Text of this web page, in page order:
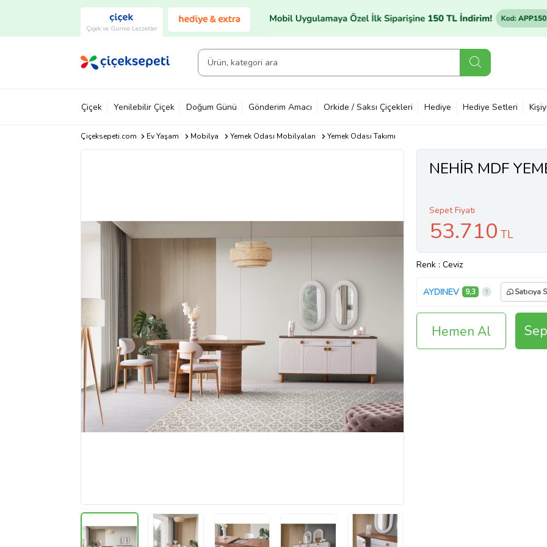
Çiçek ve Gurme Lezzetler
Çiçek Yenilebilir Çiçek Doğum Günü Gönderim Amacı Orkide / Saksı Çiçekleri Hediye Hediye Setleri
Çiçeksepeti.com Ev Yaşam Mobilya Yemek Odası Mobilyaları Yemek Odası Takımı
NEHİR MDF
Sepet Fiyatı
53.710 TL
Renk : Ceviz
AYDINEV 9,3 Satıcıya
Hemen Al